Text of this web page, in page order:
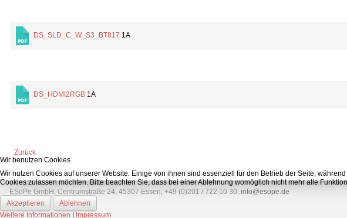
DS_SLD_C_W_S3_BT817 1A
DS_HDMI2RGB 1A
Zurück
ESoPe GmbH, Centrumstraße 24, 45307 Essen, +49 (0)201 / 722 10 30, info@esope.de
Wir benutzen Cookies
Wir nutzen Cookies auf unserer Website. Einige von ihnen sind essenziell für den Betrieb der Seite,
Cookies zulassen möchten. Bitte beachten Sie, dass bei einer Ablehnung womöglich nicht mehr alle
Akzeptieren
Ablehnen
Weitere Informationen
Impressum